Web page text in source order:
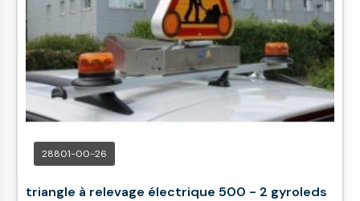
28801-00-26
triangle à relevage électrique 500 - 2 gyroleds